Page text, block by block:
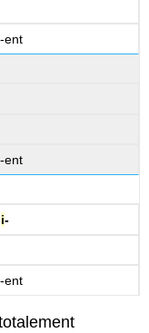
, -ent
, -ent
i-
, -ent